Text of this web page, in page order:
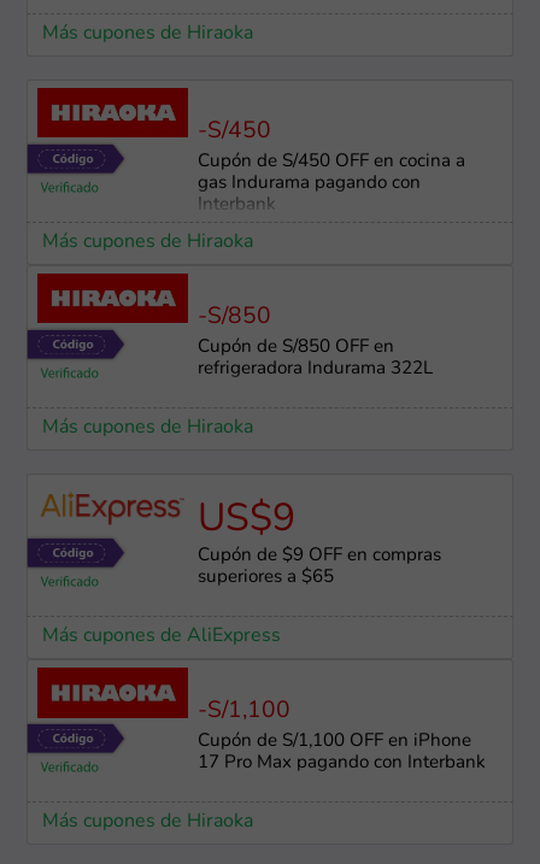
Más cupones de Hiraoka
-S/450
Cupón de S/450 OFF en cocina a
gas Indurama pagando con
Interbank
Más cupones de Hiraoka
-S/850
Cupón de S/850 OFF en
refrigeradora Indurama 322L
Más cupones de Hiraoka
US$9
Cupón de $9 OFF en compras
superiores a $65
Más cupones de AliExpress
-S/1,100
Cupón de S/1,100 OFF en iPhone
17 Pro Max pagando con Interbank
Más cupones de Hiraoka